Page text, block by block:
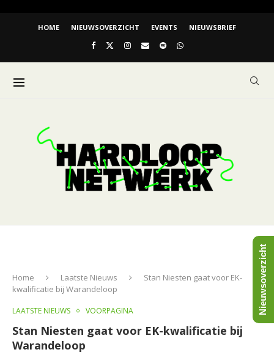
HOME NIEUWSOVERZICHT EVENTS NIEUWSBRIEF
Home Laatste Nieuws
Stan Niesten gaat voor EK-
kwalificatie bij Warandeloop
LAATSTE NIEUWS VOORPAGINA
Stan Niesten gaat voor EK-kwalificatie bij
Warandeloop
Nieuwsoverzicht